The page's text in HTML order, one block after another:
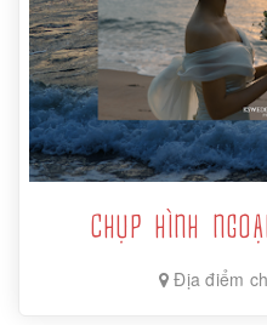
CHỤP HÌNH
Địa điểm